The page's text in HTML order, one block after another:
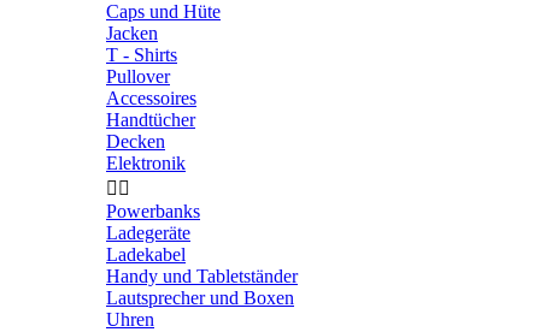
Caps und Hüte
Jacken
T - Shirts
Pullover
Accessoires
Handtücher
Decken
Elektronik
 
Powerbanks
Ladegeräte
Ladekabel
Handy und Tabletständer
Lautsprecher und Boxen
Uhren